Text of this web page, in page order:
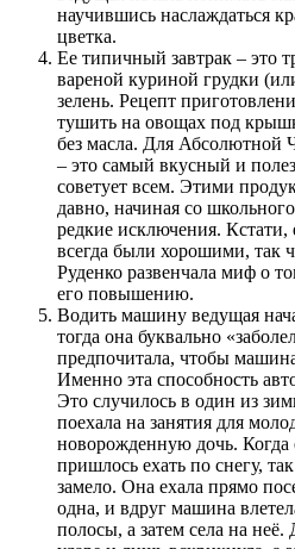
научившись наслаждаться
цветка.
Ее типичный завтрак – это
вареной куриной грудки
зелень. Рецепт
тушить на овощах под
без масла. Для Абсолютной
– это самый вкусный и
советует всем. Этими
давно, начиная со
редкие исключения. Кстати,
всегда были хорошими, так
Руденко развенчала миф о
его повышению.
Водить машину ведущая
тогда она буквально
предпочитала, чтобы
Именно эта способность
Это случилось в один из
поехала на занятия для
новорожденную дочь. Когда
пришлось ехать по снегу,
замело. Она ехала прямо
одна, и вдруг машина
полосы, а затем села на неё.